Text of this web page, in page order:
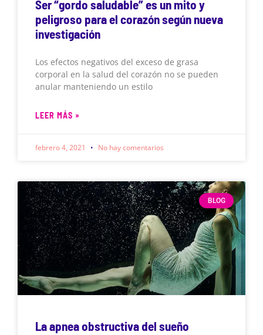
Ser “gordo saludable” es un mito y
peligroso para el corazón según nueva
investigación
Los efectos negativos del exceso de grasa
corporal en la salud del corazón no se pueden
anular manteniendo un estilo
LEER MÁS »
febrero 4, 2021 No hay comentarios
BLOG
La apnea obstructiva del sueño